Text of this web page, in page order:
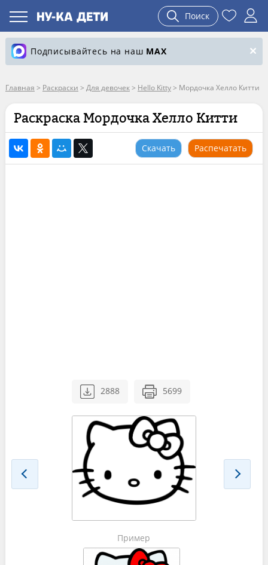
Поиск
Подписывайтесь на наш MAX
Главная > Раскраски > Для девочек> Hello Kitty> Мордочка Хелло Китти
Раскраска Мордочка Хелло Китти
Скачать Распечатать
2888 5699
Пример